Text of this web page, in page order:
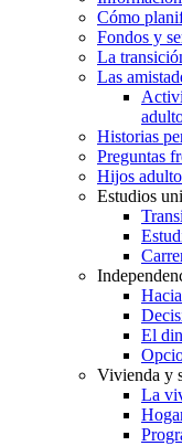
Cómo
Fondos y
La
Las
Historias
Preguntas
Hijos
Estudios
El
Vivienda y
La